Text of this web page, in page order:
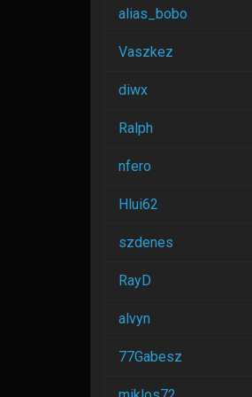
alias_bobo
Vaszkez
diwx
Ralph
nfero
Hlui62
szdenes
RayD
alvyn
77Gabesz